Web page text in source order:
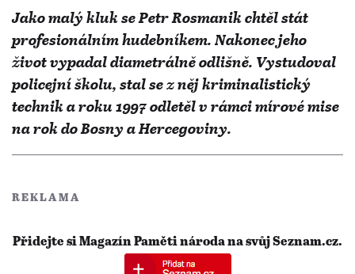
Jako malý kluk se Petr Rosmanik chtěl stát
profesionálním hudebníkem. Nakonec jeho
život vypadal diametrálně odlišně. Vystudoval
policejní školu, stal se z něj kriminalistický
technik a roku 1997 odletěl v rámci mírové mise
na rok do Bosny a Hercegoviny.
REKLAMA
Přidejte si Magazín Paměti národa na svůj Seznam.cz.